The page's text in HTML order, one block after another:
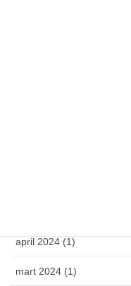
april 2024 (1)
mart 2024 (1)